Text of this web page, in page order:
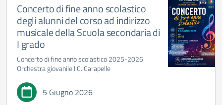
Concerto di fine anno scolastico
degli alunni del corso ad indirizzo
musicale della Scuola secondaria di
I grado
Concerto di fine anno scolastico 2025-2026
Orchestra giovanile I.C. Carapelle
5 Giugno 2026